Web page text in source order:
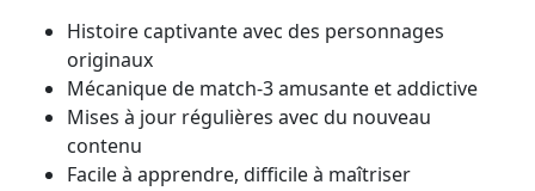
Histoire captivante avec des personnages
originaux
Mécanique de match-3 amusante et addictive
Mises à jour régulières avec du nouveau
contenu
Facile à apprendre, difficile à maîtriser